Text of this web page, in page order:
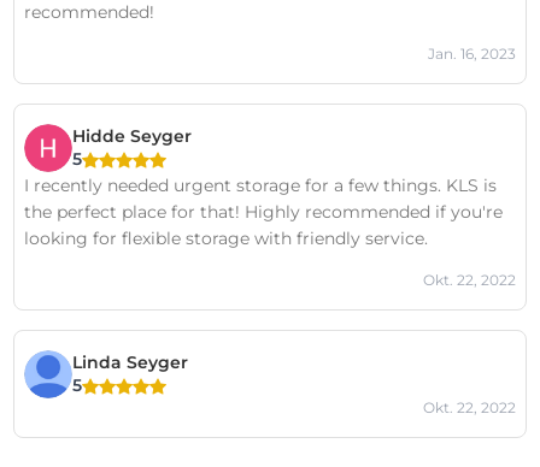
recommended!
Jan. 16, 2023
Hidde Seyger
5
I recently needed urgent storage for a few things. KLS is
the perfect place for that! Highly recommended if you're
looking for flexible storage with friendly service.
Okt. 22, 2022
Linda Seyger
5
Okt. 22, 2022